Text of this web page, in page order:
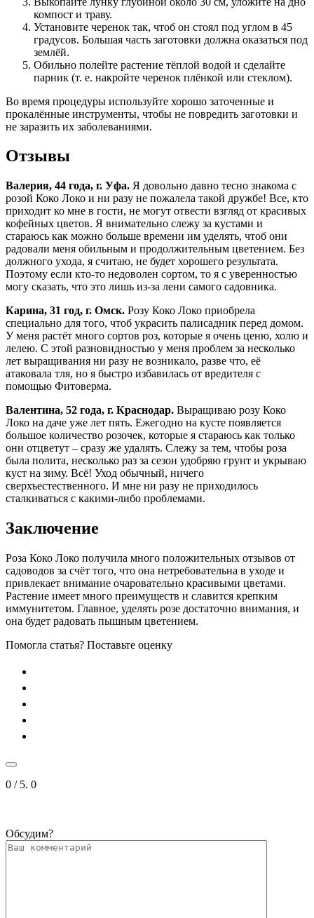
компост и траву.
Установите черенок так, чтоб он стоял под углом в 45
градусов. Большая часть заготовки должна оказаться под
землёй.
Обильно полейте растение тёплой водой и сделайте
парник (т. е. накройте черенок плёнкой или стеклом).
Во время процедуры используйте хорошо заточенные и
прокалённые инструменты, чтобы не повредить заготовки и
не заразить их заболеваниями.
Отзывы
Валерия, 44 года, г. Уфа. Я довольно давно тесно знакома с
розой Коко Локо и ни разу не пожалела такой дружбе! Все, кто
приходит ко мне в гости, не могут отвести взгляд от красивых
кофейных цветов. Я внимательно слежу за кустами и
стараюсь как можно больше времени им уделять, чтоб они
радовали меня обильным и продолжительным цветением. Без
должного ухода, я считаю, не будет хорошего результата.
Поэтому если кто-то недоволен сортом, то я с уверенностью
могу сказать, что это лишь из-за лени самого садовника.
Карина, 31 год, г. Омск. Розу Коко Локо приобрела
специально для того, чтоб украсить палисадник перед домом.
У меня растёт много сортов роз, которые я очень ценю, холю и
лелею. С этой разновидностью у меня проблем за несколько
лет выращивания ни разу не возникало, разве что, её
атаковала тля, но я быстро избавилась от вредителя с
помощью Фитоверма.
Валентина, 52 года, г. Краснодар. Выращиваю розу Коко
Локо на даче уже лет пять. Ежегодно на кусте появляется
большое количество розочек, которые я стараюсь как только
они отцветут – сразу же удалять. Слежу за тем, чтобы роза
была полита, несколько раз за сезон удобряю грунт и укрываю
куст на зиму. Всё! Уход обычный, ничего
сверхъестественного. И мне ни разу не приходилось
сталкиваться с какими-либо проблемами.
Заключение
Роза Коко Локо получила много положительных отзывов от
садоводов за счёт того, что она нетребовательна в уходе и
привлекает внимание очаровательно красивыми цветами.
Растение имеет много преимуществ и славится крепким
иммунитетом. Главное, уделять розе достаточно внимания, и
она будет радовать пышным цветением.
Помогла статья? Поставьте оценку
0 / 5. 0
Обсудим?